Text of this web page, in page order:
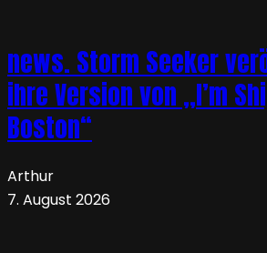
news. Storm Seeker
ihre Version von „I’m
Boston“
Arthur
7. August 2026